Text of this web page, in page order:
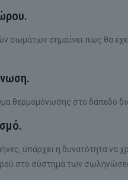
σωμάτων σημαίνει πως θα
θερμομόνωσης στο δάπεδο
υπάρχει η δυνατότητα να
στο σύστημα των